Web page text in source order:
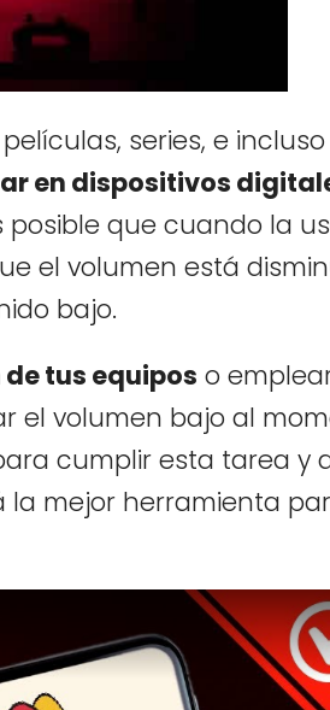
series, e incluso
en dispositivos
posible que cuando la
el volumen está
bajo.
tus equipos o
el volumen bajo al
cumplir esta tarea y
la mejor herramienta